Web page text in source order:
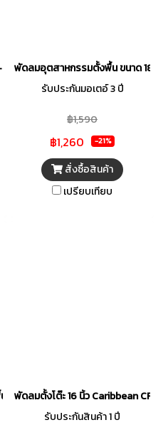
888X คละสี
พัดลมอุตสาหกรรมตั้งพื้น ขนาด 18 นิ้ว
รับประกันมอเตอ์ 3 ปี
฿1,590
฿1,260 -21%
สั่งซื้อสินค้า
เปรียบเทียบ
20 นิ้ว 3 ใบพัด รุ่น IF-449
พัดลมตั้งโต๊ะ 16 นิ้ว Caribbean
รับประกันสินค้า 1 ปี